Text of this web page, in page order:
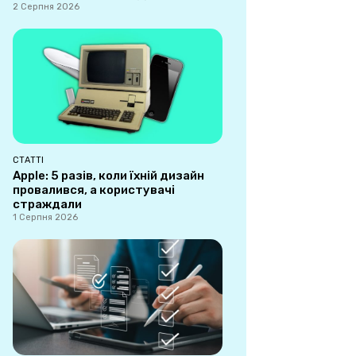
2 Серпня 2026
СТАТТІ
Apple: 5 разів, коли їхній дизайн
провалився, а користувачі
страждали
1 Серпня 2026